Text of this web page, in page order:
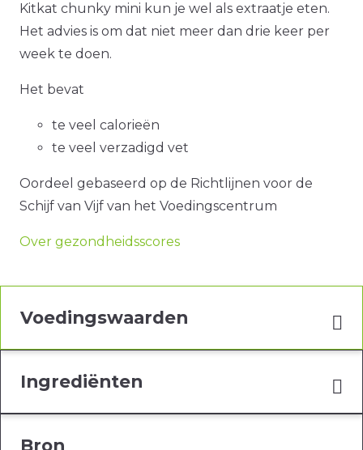
Kitkat chunky mini kun je wel als extraatje eten.
Het advies is om dat niet meer dan drie keer per
week te doen.
Het bevat
te veel calorieën
te veel verzadigd vet
Oordeel gebaseerd op de Richtlijnen voor de
Schijf van Vijf van het Voedingscentrum
Over gezondheidsscores
Voedingswaarden
Ingrediënten
Bron